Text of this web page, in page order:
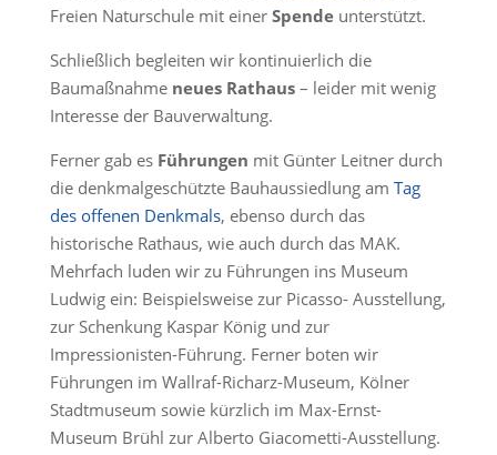
Freien Naturschule mit einer Spendeunterstützt.
Schließlich begleiten wir kontinuierlich die
Baumaßnahme neues Rathaus– leider mit wenig
Interesse der Bauverwaltung.
Ferner gab es Führungen mit Günter Leitner durch
die denkmalgeschützte Bauhaussiedlung am Tag
des offenen Denkmals, ebenso durch das
historische Rathaus, wie auch durch das MAK.
Mehrfach luden wir zu Führungen ins Museum
Ludwig ein: Beispielsweise zur Picasso- Ausstellung,
zur Schenkung Kaspar König und zur
Impressionisten-Führung. Ferner boten wir
Führungen im Wallraf-Richarz-Museum, Kölner
Stadtmuseum sowie kürzlich im Max-Ernst-
Museum Brühl zur Alberto Giacometti-Ausstellung.